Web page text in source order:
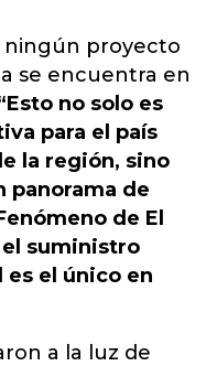
ningún proyecto
se encuentra en
no solo es
para el país
la región, sino
panorama de
de El
el suministro
el único en
a la luz de